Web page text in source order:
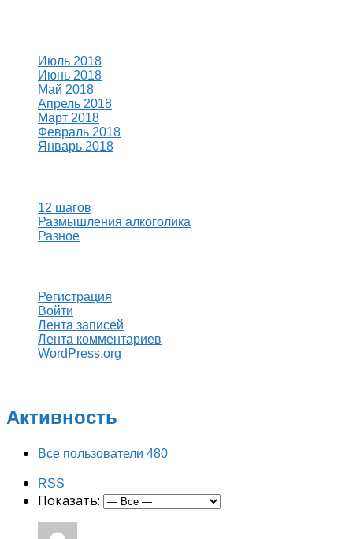
Июль 2018
Июнь 2018
Май 2018
Апрель 2018
Март 2018
Февраль 2018
Январь 2018
12 шагов
Размышления алкоголика
Разное
Регистрация
Войти
Лента записей
Лента комментариев
WordPress.org
Активность
Все пользователи 480
RSS
Показать: